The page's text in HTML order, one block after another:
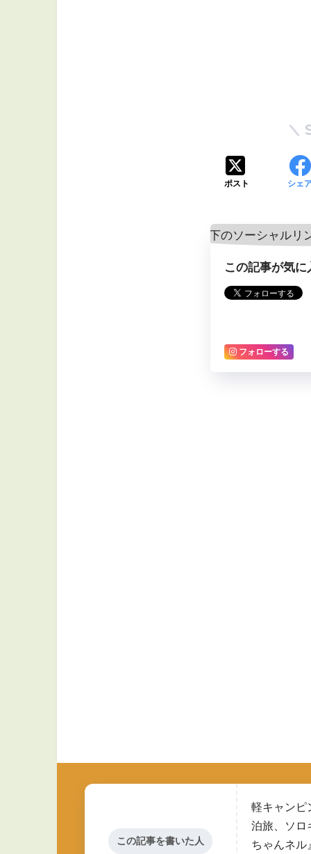
ポスト シェ
この記事が気
フォローする
この記事を書いた人
軽キャンピ
泊旅、ソロ
ちゃんネル